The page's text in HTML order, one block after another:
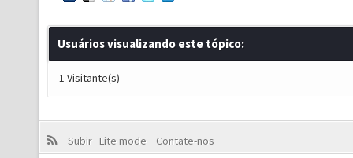
Usuários visualizando este tópico:
1 Visitante(s)
Subir Lite mode
Contate-nos